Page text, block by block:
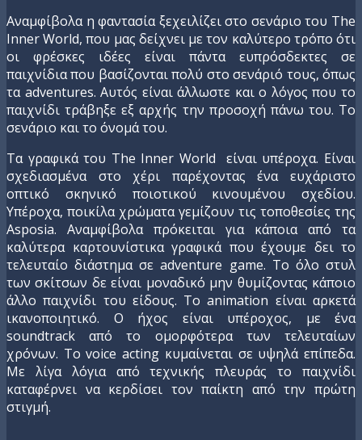
Αναμφίβολα η φαντασία ξεχειλίζει στο σενάριο του The
Inner World, που μας δείχνει με τον καλύτερο τρόπο ότι
οι φρέσκες ιδέες είναι πάντα ευπρόσδεκτες σε
παιχνίδια που βασίζονται πολύ στο σενάριό τους, όπως
τα adventures. Aυτός είναι άλλωστε και ο λόγος που το
παιχνίδι τράβηξε εξ αρχής την προσοχή πάνω του. Το
σενάριο και το όνομά του.
Τα γραφικά του The Inner World είναι υπέροχα. Είναι
σχεδιασμένα στο χέρι παρέχοντας ένα ευχάριστο
οπτικό σκηνικό ποιοτικού κινουμένου σχεδίου.
Υπέροχα, ποικίλα χρώματα γεμίζουν τις τοποθεσίες της
Asposia. Αναμφίβολα πρόκειται για κάποια από τα
καλύτερα καρτουνίστικα γραφικά που έχουμε δει το
τελευταίο διάστημα σε adventure game. Το όλο στυλ
των σκίτσων δε είναι μοναδικό μην θυμίζοντας κάποιο
άλλο παιχνίδι του είδους. Το animation είναι αρκετά
ικανοποιητικό. Ο ήχος είναι υπέροχος, με ένα
soundtrack από το ομορφότερα των τελευταίων
χρόνων. Το voice acting κυμαίνεται σε υψηλά επίπεδα.
Με λίγα λόγια από τεχνικής πλευράς το παιχνίδι
καταφέρνει να κερδίσει τον παίκτη από την πρώτη
στιγμή.